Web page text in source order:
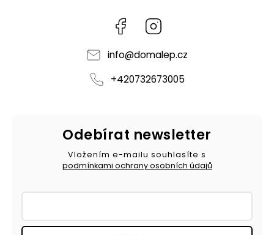
Facebook
info@domalep.cz
+420732673005
Odebírat newsletter
Vložením e-mailu souhlasíte s
podmínkami ochrany osobních údajů